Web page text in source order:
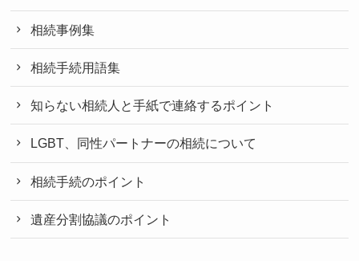
相続事例集
相続手続用語集
知らない相続人と手紙で連絡するポイント
LGBT、同性パートナーの相続について
相続手続のポイント
遺産分割協議のポイント